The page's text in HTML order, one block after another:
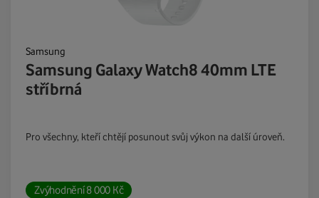
Samsung
Samsung Galaxy Watch8 40mm LTE
stříbrná
Pro všechny, kteří chtějí posunout svůj výkon na další úroveň.
Zvýhodnění8 000 Kč